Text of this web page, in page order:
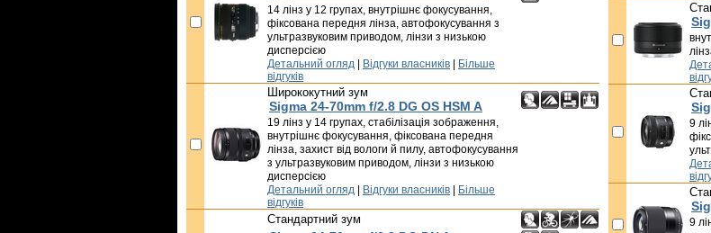
14 лінз у 12 групах, внутрішнє фокусування,
фіксована передня лінза, автофокусування з
ультразвуковим приводом, лінзи з низькою
дисперсією
Детальний огляд Відгуки власників
Більше
відгуків
Ширококутний зум
Sigma 24-70mm f/2.8 DG OS HSM A
19 лінз у 14 групах, стабілізація зображення,
внутрішнє фокусування, фіксована передня
лінза, захист від вологи й пилу, автофокусування
з ультразвуковим приводом, лінзи з низькою
дисперсією
Детальний огляд Відгуки власників
Більше
відгуків
Стандартний зум
9
9